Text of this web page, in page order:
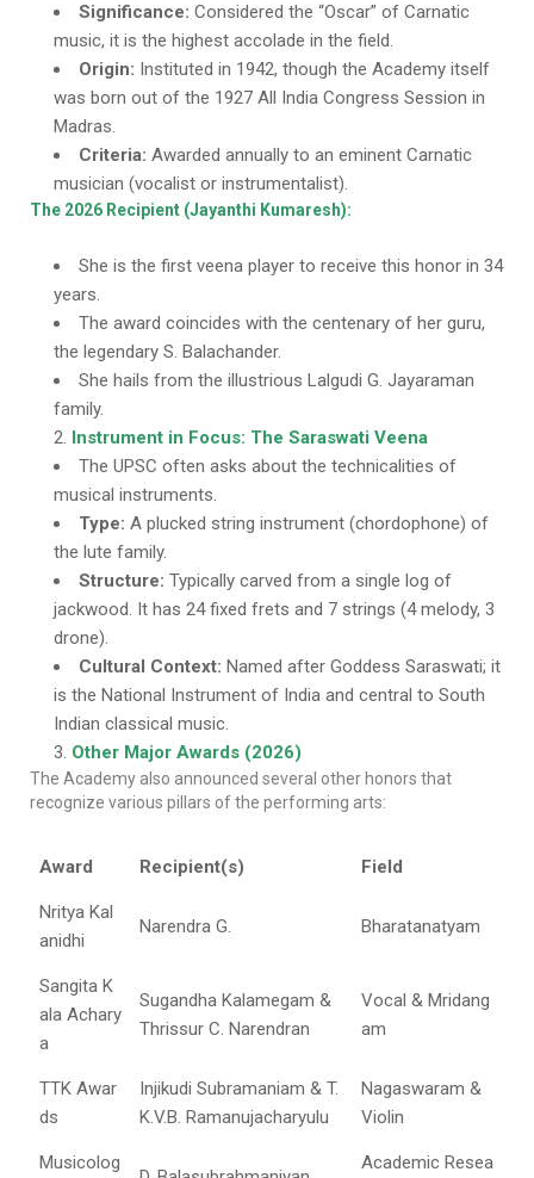
Significance: Considered the “Oscar” of Carnatic
music, it is the highest accolade in the field.
Origin: Instituted in 1942, though the Academy itself
was born out of the 1927 All India Congress Session in
Madras.
Criteria: Awarded annually to an eminent Carnatic
musician (vocalist or instrumentalist).
The 2026 Recipient (Jayanthi Kumaresh):
She is the first veena player to receive this honor in 34
years.
The award coincides with the centenary of her guru,
the legendary S. Balachander.
She hails from the illustrious Lalgudi G. Jayaraman
family.
Instrument in Focus: The Saraswati Veena
The UPSC often asks about the technicalities of
musical instruments.
Type: A plucked string instrument (chordophone) of
the lute family.
Structure: Typically carved from a single log of
jackwood. It has 24 fixed frets and 7 strings (4 melody, 3
drone).
Cultural Context: Named after Goddess Saraswati; it
is the National Instrument of India and central to South
Indian classical music.
Other Major Awards (2026)
The Academy also announced several other honors that
recognize various pillars of the performing arts:
Award Recipient(s) Field
Nritya Kal
anidhi
Narendra G. Bharatanatyam
Sangita K
ala Achary
a
Sugandha Kalamegam &
Thrissur C. Narendran
Vocal & Mridang
am
TTK Awar
ds
Injikudi Subramaniam & T.
K.V.B. Ramanujacharyulu
Nagaswaram &
Violin
Musicolog Academic Resea